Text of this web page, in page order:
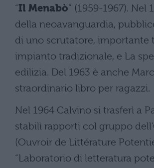
“Il Menabò” (1959-1967). Nel
della neoavanguardia,
di uno scrutatore, importante
impianto tradizionale, e La
edilizia. Del 1963 è anche
straordinario libro per ragazzi.
Nel 1964 Calvino si trasferì a
stabilì rapporti col gruppo
(Ouvroir de Littérature
“Laboratorio di letteratura